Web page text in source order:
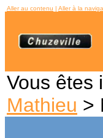
Aller au contenu | Aller à la
Vous êtes
Mathieu >